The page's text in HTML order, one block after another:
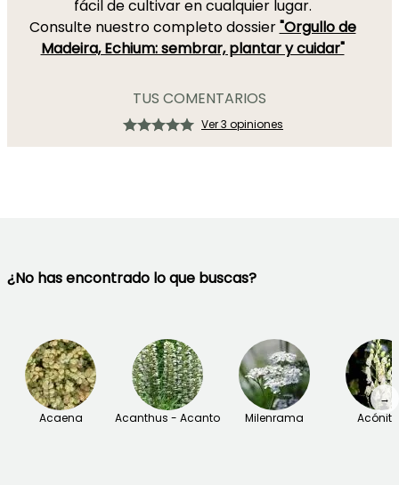
fácil de cultivar en cualquier lugar.
Consulte nuestro completo dossier"Orgullo de
Madeira, Echium: sembrar, plantar y cuidar"
TUS COMENTARIOS
Ver 3 opiniones
¿No has encontrado lo que buscas?
Acaena Acanthus - Acanto Milenrama
→